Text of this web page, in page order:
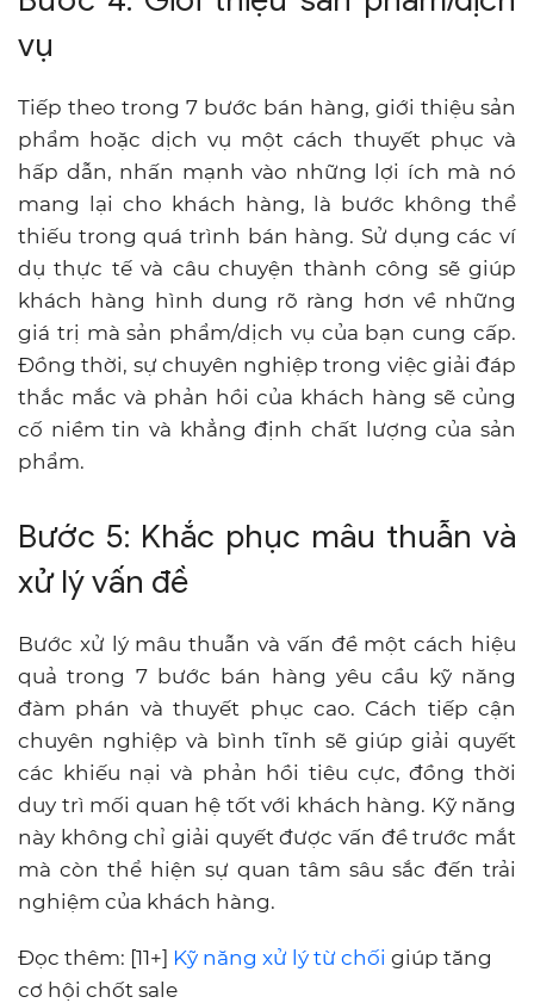
vụ
Tiếp theo trong 7 bước bán hàng, giới thiệu sản
phẩm hoặc dịch vụ một cách thuyết phục và
hấp dẫn, nhấn mạnh vào những lợi ích mà nó
mang lại cho khách hàng, là bước không thể
thiếu trong quá trình bán hàng. Sử dụng các ví
dụ thực tế và câu chuyện thành công sẽ giúp
khách hàng hình dung rõ ràng hơn về những
giá trị mà sản phẩm/dịch vụ của bạn cung cấp.
Đồng thời, sự chuyên nghiệp trong việc giải đáp
thắc mắc và phản hồi của khách hàng sẽ củng
cố niềm tin và khẳng định chất lượng của sản
phẩm.
Bước 5: Khắc phục mâu thuẫn và
xử lý vấn đề
Bước xử lý mâu thuẫn và vấn đề một cách hiệu
quả trong 7 bước bán hàng yêu cầu kỹ năng
đàm phán và thuyết phục cao. Cách tiếp cận
chuyên nghiệp và bình tĩnh sẽ giúp giải quyết
các khiếu nại và phản hồi tiêu cực, đồng thời
duy trì mối quan hệ tốt với khách hàng. Kỹ năng
này không chỉ giải quyết được vấn đề trước mắt
mà còn thể hiện sự quan tâm sâu sắc đến trải
nghiệm của khách hàng.
Đọc thêm: [11+] Kỹ năng xử lý từ chối giúp tăng
cơ hội chốt sale